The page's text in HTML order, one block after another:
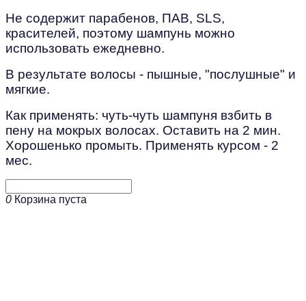
Не содержит парабенов, ПАВ, SLS,
красителей, поэтому шампунь можно
использовать ежедневно.
В результате волосы - пышные, "послушные" и
мягкие.
Как применять: чуть-чуть шампуня взбить в
пену на мокрых волосах. Оставить на 2 мин.
Хорошенько промыть. Применять курсом - 2
мес.
0 Корзина пуста